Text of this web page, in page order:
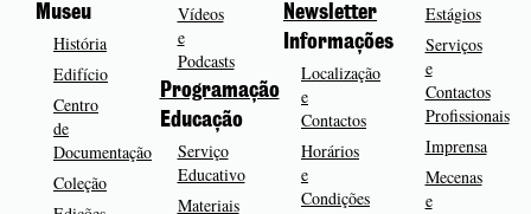
Museu
História
Edifício
Centro
de
Documentação
Coleção
Vídeos
e
Podcasts
Programação
Educação
Serviço
Educativo
Materiais
Newsletter
Informações
Localização
e
Contactos
Horários
e
Condições
Estágios
Serviços
e
Contactos
Profissionais
Imprensa
Mecenas
e